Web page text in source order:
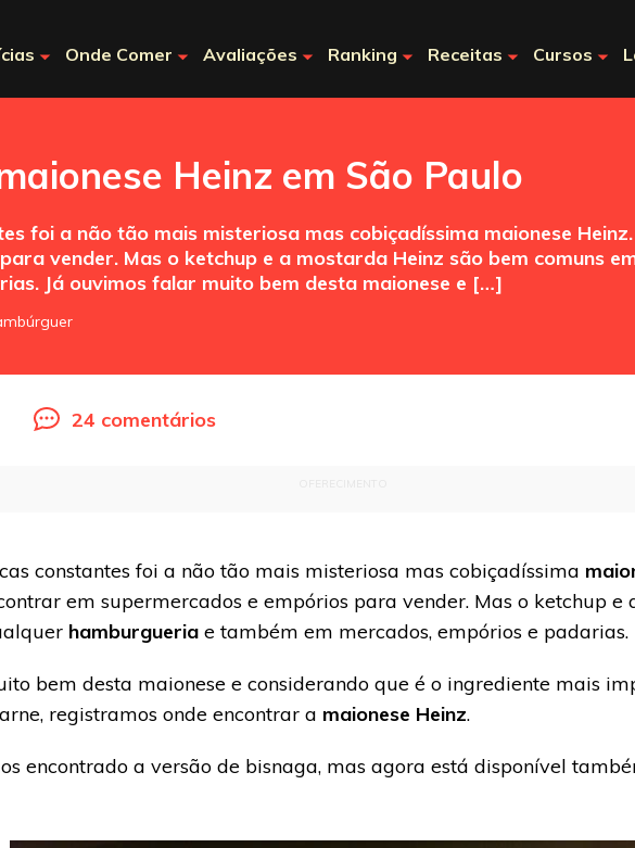
Onde Comer Avaliações Ranking Receitas Cursos
Heinz em São Paulo
foi a não tão mais misteriosa mas cobiçadíssima maionese
vender. Mas o ketchup e a mostarda Heinz são bem comuns
Já ouvimos falar muito bem desta maionese e […]
24 comentários
constantes foi a não tão mais misteriosa mas cobiçadíssima
em supermercados e empórios para vender. Mas o ketchup e
hamburgueria e também em mercados, empórios e padarias.
bem desta maionese e considerando que é o ingrediente mais
registramos onde encontrar a maionese Heinz.
encontrado a versão de bisnaga, mas agora está disponível